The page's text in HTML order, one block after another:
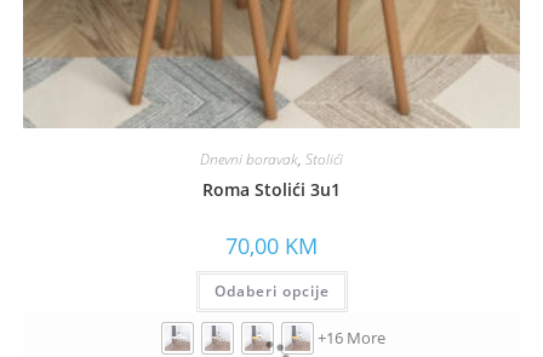
Dnevni boravak, Stolići
Roma Stolići 3u1
70,00 KM
Odaberi opcije
+16 More